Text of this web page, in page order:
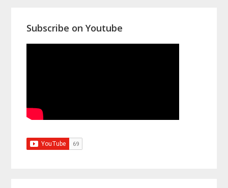
Subscribe on Youtube